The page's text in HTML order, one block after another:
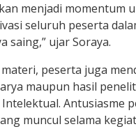
menjadi momentum
seluruh peserta
saing,” ujar Soraya.
peserta juga
maupun hasil
Antusiasme
muncul selama